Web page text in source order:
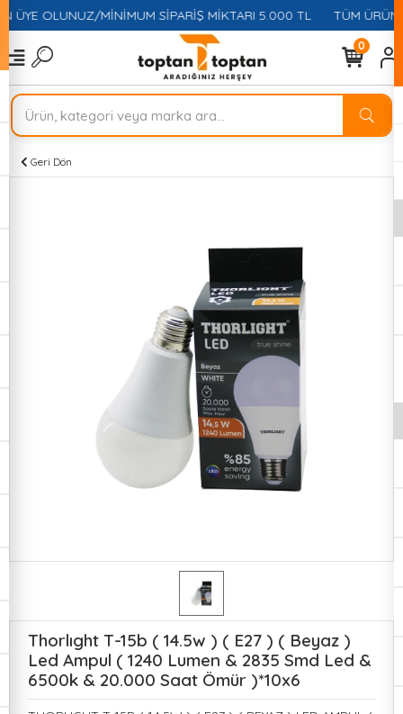
ÜYE OLUNUZ/MİNİMUM SİPARİŞ MİKTARI 5.000 TL TÜM
0
Geri Dön
Thorlıght T-15b ( 14.5w ) ( E27 ) ( Beyaz )
Led Ampul ( 1240 Lumen & 2835 Smd Led &
6500k & 20.000 Saat Ömür )*10x6